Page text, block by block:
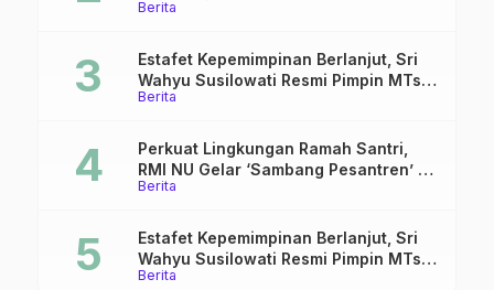
Berita
Tekankan Lima Amanah
Berita
Estafet Kepemimpinan Berlanjut, Sri
Wahyu Susilowati Resmi Pimpin MTs
Ma’arif Sapuran
Berita
Perkuat Lingkungan Ramah Santri,
RMI NU Gelar ‘Sambang Pesantren’ di
Pati
Berita
Estafet Kepemimpinan Berlanjut, Sri
Wahyu Susilowati Resmi Pimpin MTs
Ma’arif Sapuran